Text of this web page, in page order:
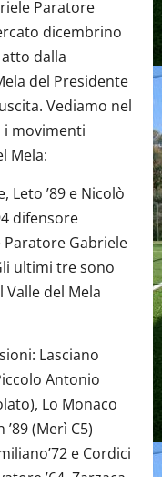
Paratore
dicembrino
dalla
del Presidente
Vediamo nel
movimenti
Mela:
Leto ’89 e Nicolò
difensore
Paratore Gabriele
ultimi tre sono
del Mela
Lasciano
Antonio
Lo Monaco
(Merì C5)
e Cordici